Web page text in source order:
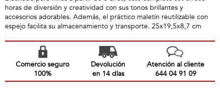
horas de diversión y creatividad con sus tonos brillantes y
accesorios adorables. Además, el práctico maletín reutilizable con
espejo facilita su almacenamiento y transporte. 25x19,5x8,7 cm
Comercio seguro
100%
Devolución
en 14 días
Atención al cliente
644 04 91 09